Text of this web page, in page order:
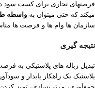
فرصتهای تجاری برای کسب سود
میکند که حتی میتوان به واسطه
سازمان ها وام ها و فرصت ها
نتیجه گیری
تبدیل زباله های پلاستیکی به
پلاستیک یک راهکار پایدار و